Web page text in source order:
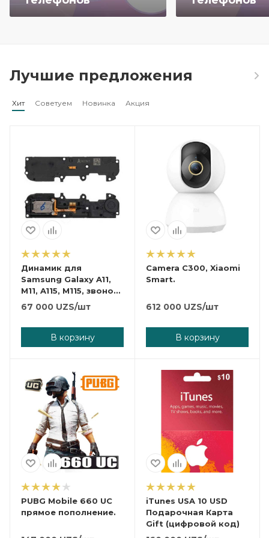
Лучшие предложения
Хит Советуем Новинка Акция
Динамик для
Samsung Galaxy A11,
M11, A115, M115, звонок
в корпусе, 100%
67 000 UZS/шт
В корзину
Camera C300, Xiaomi
Smart.
612 000 UZS/шт
В корзину
PUBG Mobile 660 UC
прямое пополнение.
iTunes USA 10 USD
Подарочная Карта
Gift (цифровой код)